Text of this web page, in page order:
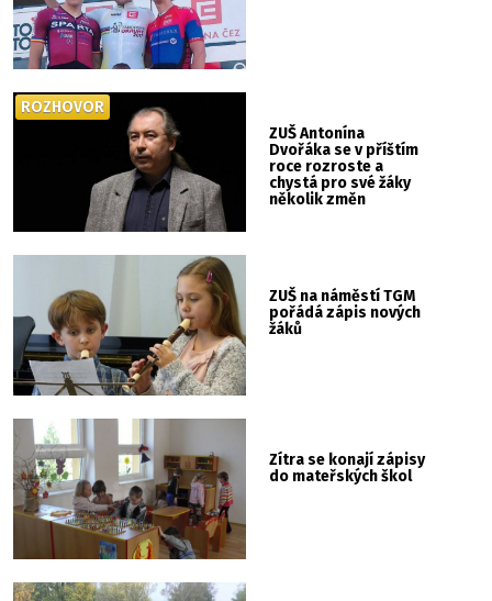
ZUŠ Antonína
Dvořáka se v příštím
roce rozroste a
chystá pro své žáky
několik změn
ROZHOVOR
ZUŠ na náměstí TGM
pořádá zápis nových
žáků
Zítra se konají zápisy
do mateřských škol